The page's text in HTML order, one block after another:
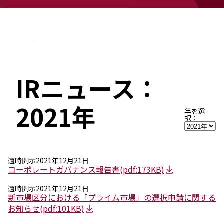
役員・執行役員
国内・海外のNAGASEグループ
IRニュース：
2021年
年を選
択：
適時開示2021年12月21日
コーポレートガバナンス報告書(pdf:173KB)
適時開示2021年12月21日
新市場区分における「プライム市場」の選択申請に関する
お知らせ(pdf:101KB)